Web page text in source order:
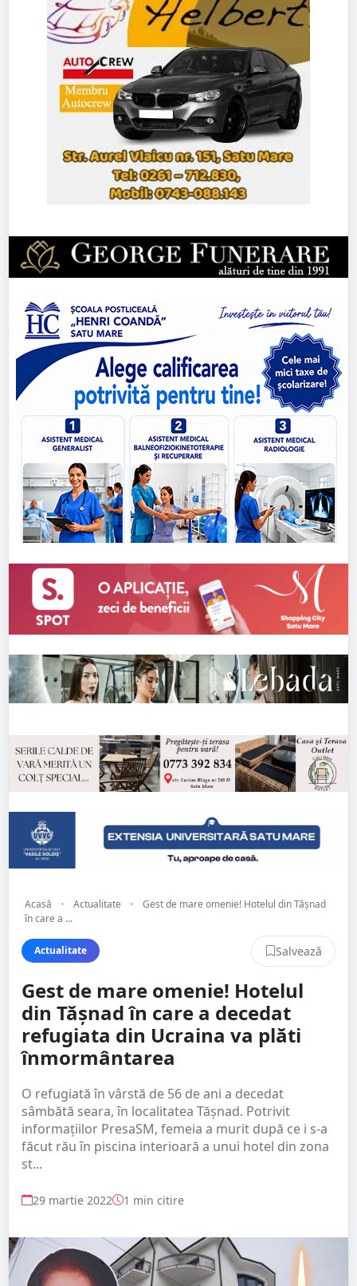
Acasă • Actualitate •
Gest de mare omenie! Hotelul din Tășnad
în care a ...
Actualitate Salvează
Gest de mare omenie! Hotelul
din Tășnad în care a decedat
refugiata din Ucraina va plăti
înmormântarea
O refugiată în vârstă de 56 de ani a decedat
sâmbătă seara, în localitatea Tășnad. Potrivit
informațiilor PresaSM, femeia a murit după ce i s-a
făcut rău în piscina interioară a unui hotel din zona
st...
29 martie 2022 1 min citire